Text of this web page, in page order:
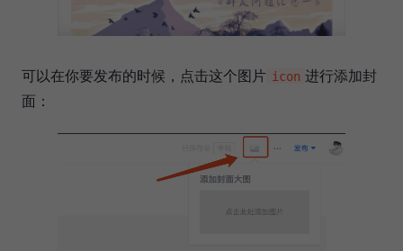
可以在你要发布的时候，点击这个图片 icon 进行添加封
面：